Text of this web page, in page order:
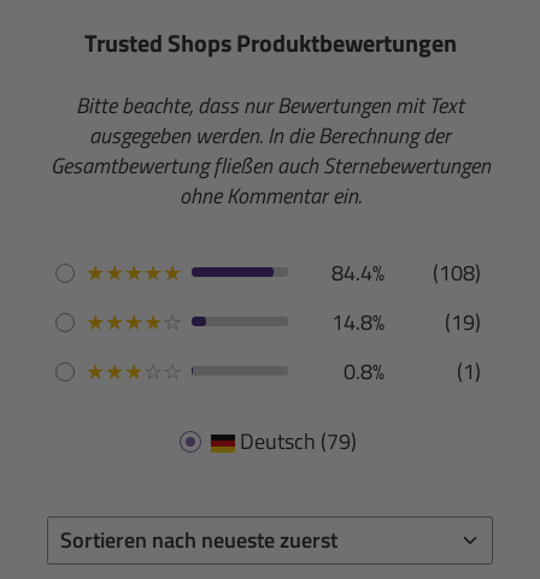
Trusted Shops Produktbewertungen
Bitte beachte, dass nur Bewertungen mit Text
ausgegeben werden. In die Berechnung der
Gesamtbewertung fließen auch Sternebewertungen
ohne Kommentar ein.
★★★★★ 84.4%
(108)
★★★★☆ 14.8%
(19)
★★★☆☆ 0.8% (1)
Deutsch (79)